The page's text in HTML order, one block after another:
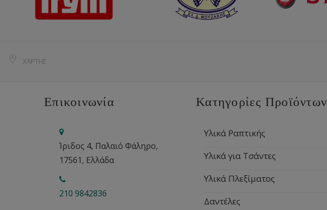
ΧΆΡΤΗΣ
Επικοινωνία
Ίριδος 4, Παλαιό Φάληρο,
17561, Ελλάδα
210 9842836
Κατηγορίες Προϊόντων
Υλικά Ραπτικής
Υλικά για Τσάντες
Υλικά Πλεξίματος
Δαντέλες